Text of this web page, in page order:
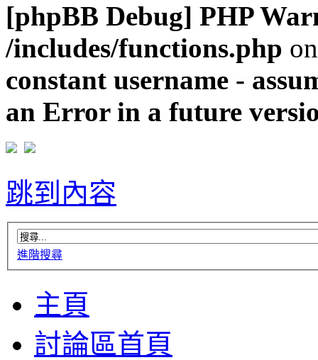
[phpBB Debug] PHP
/includes/functions.php
constant username -
an Error in a future
跳到內容
進階搜尋
主頁
討論區首頁